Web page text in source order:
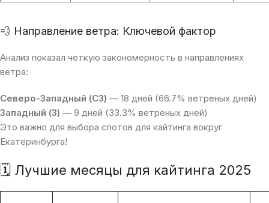
💨 Направление ветра: Ключевой фактор
Анализ показал четкую закономерность в направлениях
ветра:
Северо-Западный (СЗ) — 18 дней (66.7% ветреных дней)
Западный (З) — 9 дней (33.3% ветреных дней)
Это важно для выбора спотов для кайтинга вокруг
Екатеринбурга!
🗓 Лучшие месяцы для кайтинга 2025